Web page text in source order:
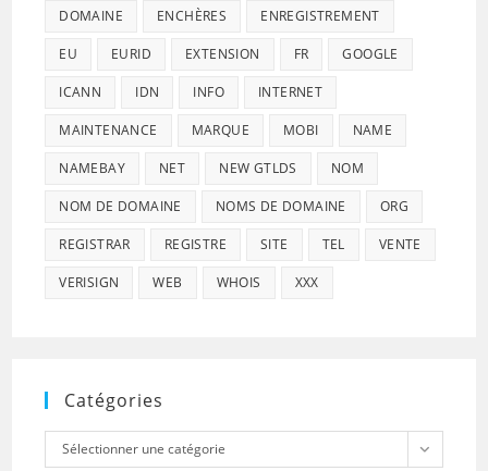
DOMAINE ENCHÈRES ENREGISTREMENT
EU EURID EXTENSION FR GOOGLE
ICANN IDN INFO INTERNET
MAINTENANCE MARQUE MOBI NAME
NAMEBAY NET NEW GTLDS NOM
NOM DE DOMAINE NOMS DE DOMAINE ORG
REGISTRAR REGISTRE SITE TEL VENTE
VERISIGN WEB WHOIS XXX
Catégories
Catégories
Sélectionner une catégorie